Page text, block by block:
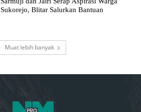
Sukorejo, Blitar Salurkan Bantuan
Muat lebih banyak